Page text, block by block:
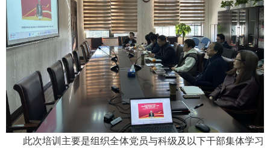
此次培训主要是组织全体党员与科级及以下干部集体学习